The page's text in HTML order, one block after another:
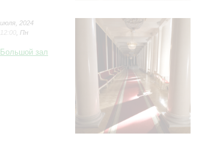
июля 2024
12:00 Пн
Большой зал